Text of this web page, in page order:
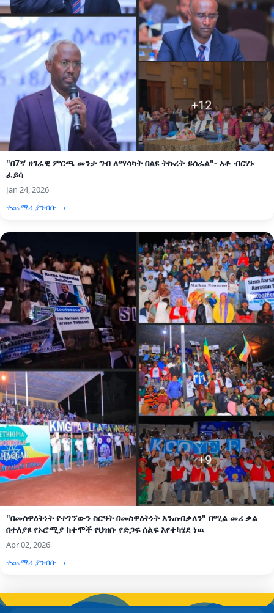
"በ7ኛ ሀገራዊ ምርጫ መንታ ግብ ለማሳካት በልዩ ትኩረት ይሰራል"- አቶ ብርሃኑ
ፈይሳ
Jan 24, 2026
ተጨማሪ ያንብቡ →
"በመስዋዕትነት የተገኘውን ስርዓት በመስዋዕትነት እንጠብቃለን" በሚል መሪ ቃል
በተለያዩ የኦሮሚያ ከተሞች የህዝቡ የድጋፍ ሰልፍ እየተካሄደ ነዉ
Apr 02, 2026
ተጨማሪ ያንብቡ →